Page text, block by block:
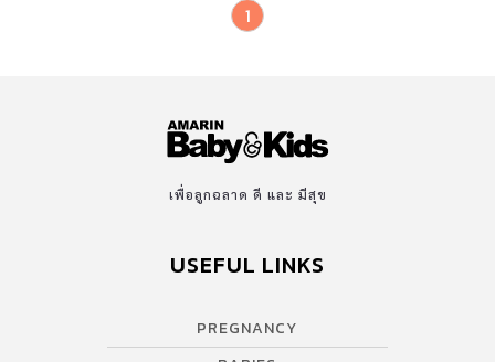
1
เพื่อลูกฉลาด ดี และ มีสุข
USEFUL LINKS
PREGNANCY